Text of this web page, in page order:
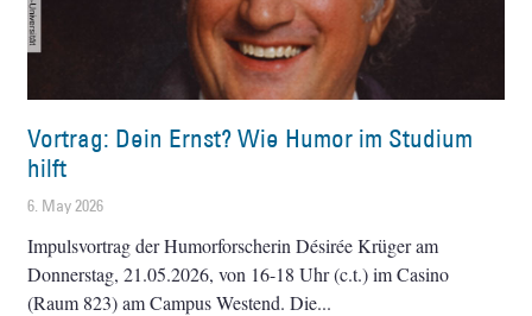
Vortrag: Dein Ernst? Wie Humor im Studium
hilft
6. May 2026
Impulsvortrag der Humorforscherin Désirée Krüger am
Donnerstag, 21.05.2026, von 16-18 Uhr (c.t.) im Casino
(Raum 823) am Campus Westend. Die